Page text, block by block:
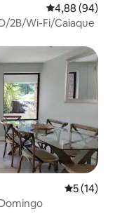
Classificação
4,88 (94)
2B/Wi-Fi/Caiaque
5 (14)